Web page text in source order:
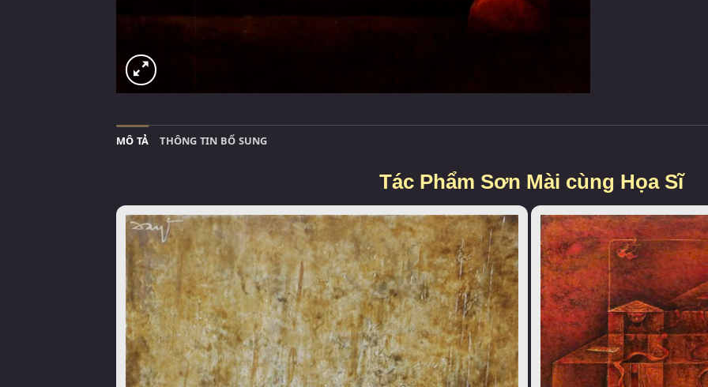
MÔ TẢ THÔNG TIN BỔ SUNG
Tác Phẩm Sơn Mài cùng Họa Sĩ